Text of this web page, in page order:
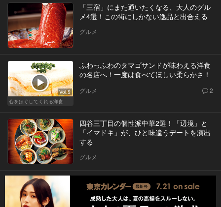
「三宿」にまた通いたくなる、大人のグル
メ4選！この街にしかない逸品と出合える
グルメ
Vol.5
心をほぐしてくれる洋食
ふわっふわのタマゴサンドが味わえる洋食
の名店へ！一度は食べてほしい柔らかさ！
グルメ 2
四谷三丁目の個性派中華2選！「辺境」と
「イマドキ」が、ひと味違うデートを演出
する
グルメ